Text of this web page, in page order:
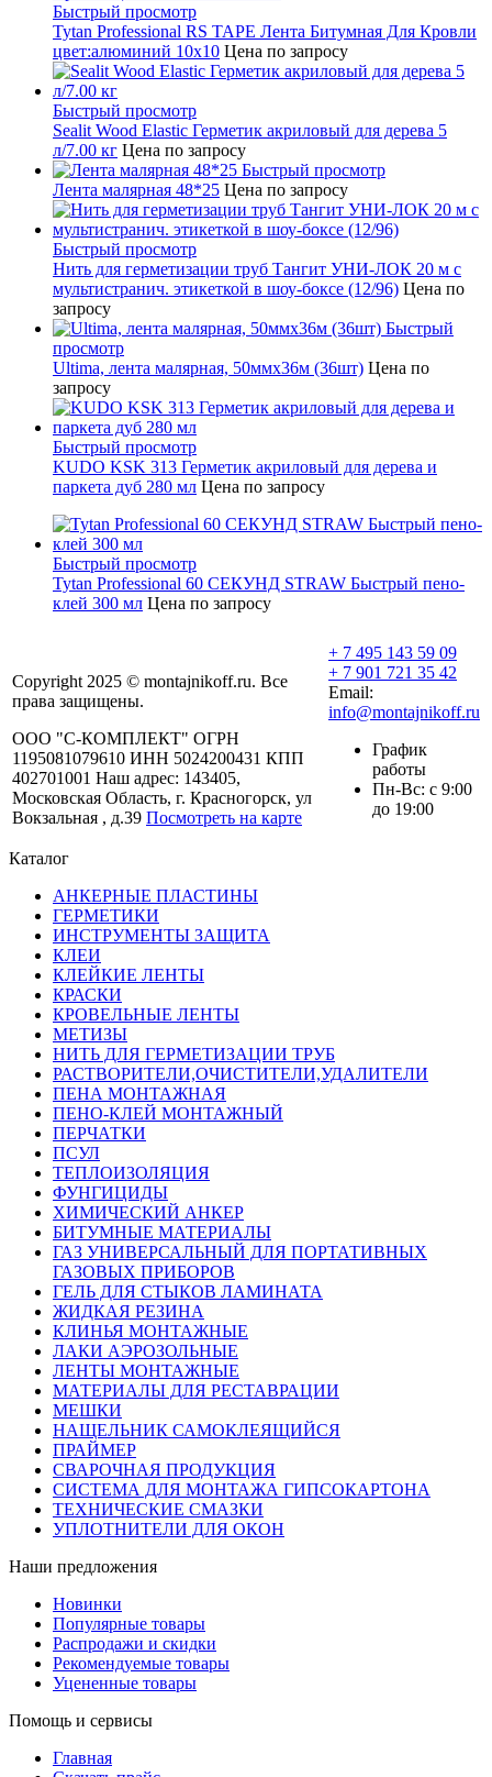
Быстрый просмотр
Tytan Professional RS TAPE Лента Битумная Для Кровли
цвет:алюминий 10х10 Цена по запросу
Быстрый просмотр
Sealit Wood Elastic Герметик акриловый для дерева 5
л/7.00 кг Цена по запросу
Быстрый просмотр
Лента малярная 48*25 Цена по запросу
Быстрый просмотр
Нить для герметизации труб Тангит УНИ-ЛОК 20 м с
мультистранич. этикеткой в шоу-боксе (12/96) Цена по
запросу
Быстрый
просмотр
Ultima, лента малярная, 50ммх36м (36шт) Цена по
запросу
Быстрый просмотр
KUDO KSK 313 Герметик акриловый для дерева и
паркета дуб 280 мл Цена по запросу
Быстрый просмотр
Tytan Professional 60 СЕКУНД STRAW Быстрый пено-
клей 300 мл Цена по запросу
Copyright 2025 © montajnikoff.ru. Все
права защищены.
ООО "С-КОМПЛЕКТ" ОГРН
1195081079610 ИНН 5024200431 КПП
402701001 Наш адрес: 143405,
Московская Область, г. Красногорск, ул
Вокзальная , д.39 Посмотреть на карте
+ 7 495 143 59 09
+ 7 901 721 35 42
Email:
info@montajnikoff.ru
График
работы
Пн-Вс: с 9:00
до 19:00
Каталог
АНКЕРНЫЕ ПЛАСТИНЫ
ГЕРМЕТИКИ
ИНСТРУМЕНТЫ ЗАЩИТА
КЛЕИ
КЛЕЙКИЕ ЛЕНТЫ
КРАСКИ
КРОВЕЛЬНЫЕ ЛЕНТЫ
МЕТИЗЫ
НИТЬ ДЛЯ ГЕРМЕТИЗАЦИИ ТРУБ
РАСТВОРИТЕЛИ,ОЧИСТИТЕЛИ,УДАЛИТЕЛИ
ПЕНА МОНТАЖНАЯ
ПЕНО-КЛЕЙ МОНТАЖНЫЙ
ПЕРЧАТКИ
ПСУЛ
ТЕПЛОИЗОЛЯЦИЯ
ФУНГИЦИДЫ
ХИМИЧЕСКИЙ АНКЕР
БИТУМНЫЕ МАТЕРИАЛЫ
ГАЗ УНИВЕРСАЛЬНЫЙ ДЛЯ ПОРТАТИВНЫХ
ГАЗОВЫХ ПРИБОРОВ
ГЕЛЬ ДЛЯ СТЫКОВ ЛАМИНАТА
ЖИДКАЯ РЕЗИНА
КЛИНЬЯ МОНТАЖНЫЕ
ЛАКИ АЭРОЗОЛЬНЫЕ
ЛЕНТЫ МОНТАЖНЫЕ
МАТЕРИАЛЫ ДЛЯ РЕСТАВРАЦИИ
МЕШКИ
НАЩЕЛЬНИК САМОКЛЕЯЩИЙСЯ
ПРАЙМЕР
СВАРОЧНАЯ ПРОДУКЦИЯ
СИСТЕМА ДЛЯ МОНТАЖА ГИПСОКАРТОНА
ТЕХНИЧЕСКИЕ СМАЗКИ
УПЛОТНИТЕЛИ ДЛЯ ОКОН
Наши предложения
Новинки
Популярные товары
Распродажи и скидки
Рекомендуемые товары
Уцененные товары
Помощь и сервисы
Главная